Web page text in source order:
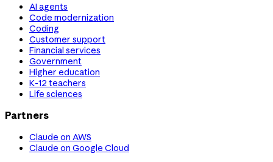
AI agents
Code modernization
Coding
Customer support
Financial services
Government
Higher education
K-12 teachers
Life sciences
Partners
Claude on AWS
Claude on Google Cloud